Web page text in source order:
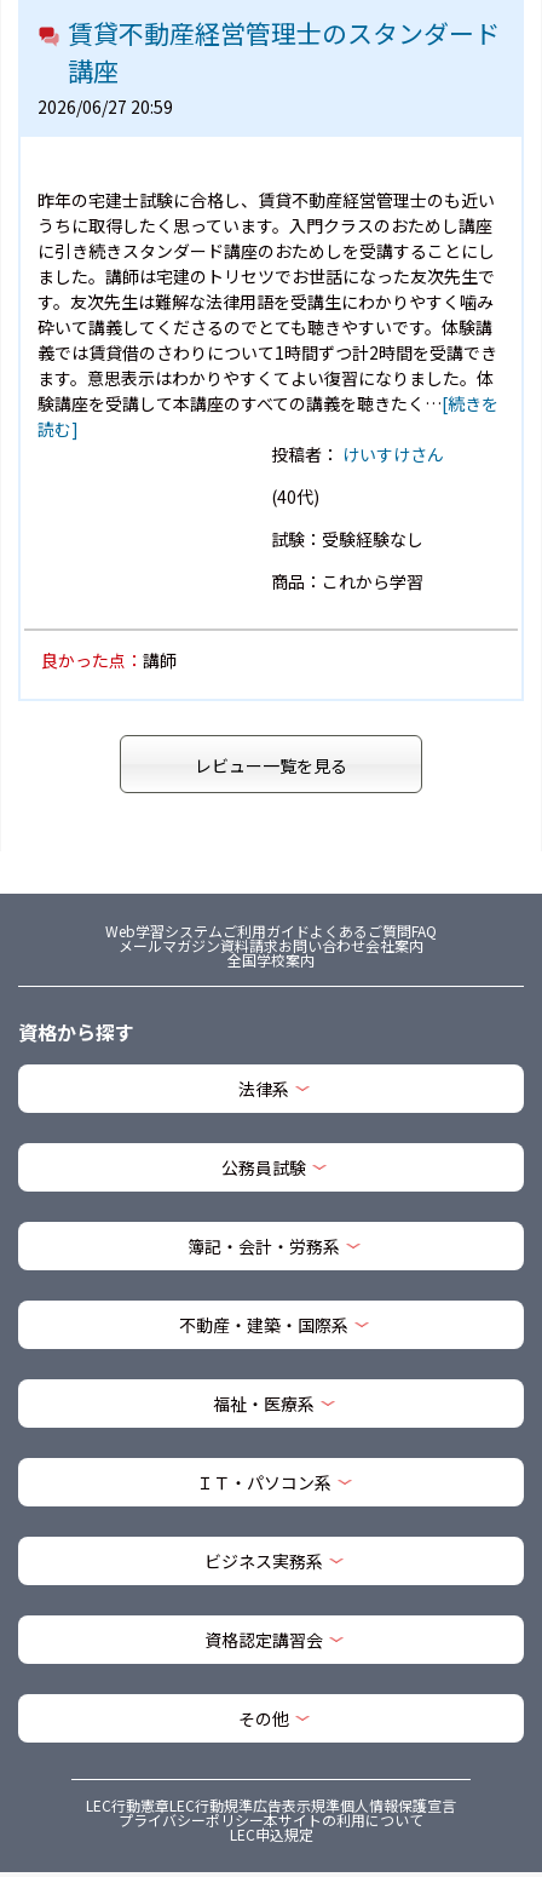
賃貸不動産経営管理士のスタンダード
講座
2026/06/27 20:59
昨年の宅建士試験に合格し、賃貸不動産経営管理士のも近い
うちに取得したく思っています。入門クラスのおためし講座
に引き続きスタンダード講座のおためしを受講することにし
ました。講師は宅建のトリセツでお世話になった友次先生で
す。友次先生は難解な法律用語を受講生にわかりやすく噛み
砕いて講義してくださるのでとても聴きやすいです。体験講
義では賃貸借のさわりについて1時間ずつ計2時間を受講でき
ます。意思表示はわかりやすくてよい復習になりました。体
験講座を受講して本講座のすべての講義を聴きたく…[続きを
読む]
投稿者： けいすけさん
(40代)
試験：受験経験なし
商品：これから学習
良かった点： 講師
レビュー一覧を見る
Web学習システムご利用ガイドよくあるご質問FAQ
メールマガジン資料請求お問い合わせ会社案内
全国学校案内
資格から探す
法律系
公務員試験
簿記・会計・労務系
不動産・建築・国際系
福祉・医療系
ＩＴ・パソコン系
ビジネス実務系
資格認定講習会
その他
LEC行動憲章LEC行動規準広告表示規準個人情報保護宣言
プライバシーポリシー本サイトの利用について
LEC申込規定